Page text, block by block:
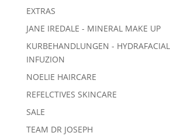
EXTRAS
JANE IREDALE - MINERAL MAKE UP
KURBEHANDLUNGEN -
INFUZION
NOELIE HAIRCARE
REFELCTIVES SKINCARE
SALE
TEAM DR JOSEPH